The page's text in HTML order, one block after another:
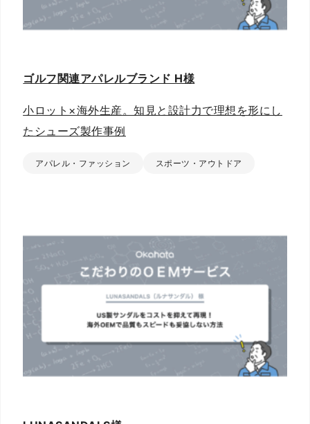
ゴルフ関連アパレルブランド H様
小ロット×海外生産。知見と設計力で理想を形にし
たシューズ製作事例
アパレル・ファッション スポーツ・アウトドア